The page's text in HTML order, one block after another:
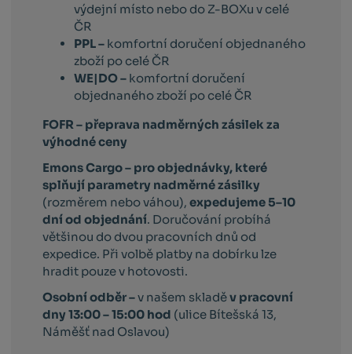
výdejní místo nebo do Z-BOXu v celé
ČR
PPL – komfortní doručení objednaného
zboží po celé ČR
WE|DO – komfortní doručení
objednaného zboží po celé ČR
FOFR – přeprava nadměrných zásilek za
výhodné ceny
Emons Cargo – pro objednávky, které
splňují parametry nadměrné zásilky
(rozměrem nebo váhou),expedujeme 5–10
dní od objednání. Doručování probíhá
většinou do dvou pracovních dnů od
expedice. Při volbě platby na dobírku lze
hradit pouze v hotovosti.
Osobní odběr –v našem skladěv pracovní
dny 13:00 – 15:00 hod (ulice Bítešská 13,
Náměšť nad Oslavou)